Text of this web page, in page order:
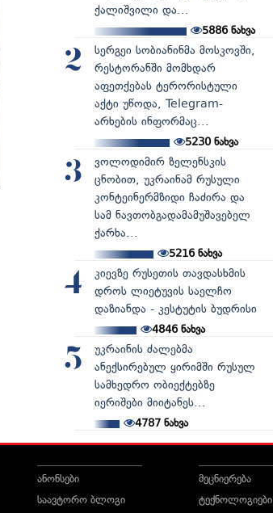
ქალიშვილი და...
5886ნახვა
2
სერგეი სობიანინმა მოსკოვში,
რესტორანში მომხდარ
აფეთქებას ტერორისტული
აქტი უწოდა, Telegram-
არხების ინფორმაც...
5230ნახვა
3
ვოლოდიმირ ზელენსკის
ცნობით, უკრაინამ რუსული
კონტეინერმზიდი ჩაძირა და
სამ ნავთობგადამამუშავებელ
ქარხა...
5216ნახვა
4
კიევზე რუსეთის თავდასხმის
დროს ლიეტუვის საელჩო
დაზიანდა - კესტუტის ბუდრისი
4846ნახვა
5
უკრაინის ძალებმა
ანექსირებულ ყირიმში რუსულ
სამხედრო ობიექტებზე
იერიშები მიიტანეს...
4787 ნახვა
ანონსები
საავტორო ბლოგი
მეცნიერება
ტექნოლოგიები